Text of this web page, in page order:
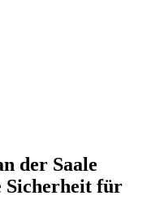
der Saale
Sicherheit für